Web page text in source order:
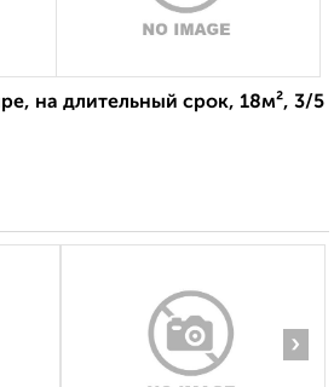
на длительный срок, 18м², 3/5
›